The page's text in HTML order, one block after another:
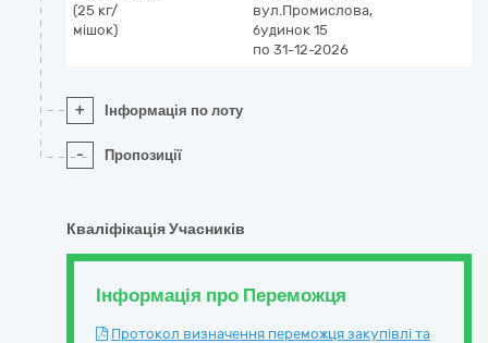
(25 кг/
мішок)
вул.Промислова,
будинок 15
по 31-12-2026
+ Інформація по лоту
- Пропозиції
Кваліфікація Учасників
Інформація про Переможця
Протокол визначення переможця закупівлі та